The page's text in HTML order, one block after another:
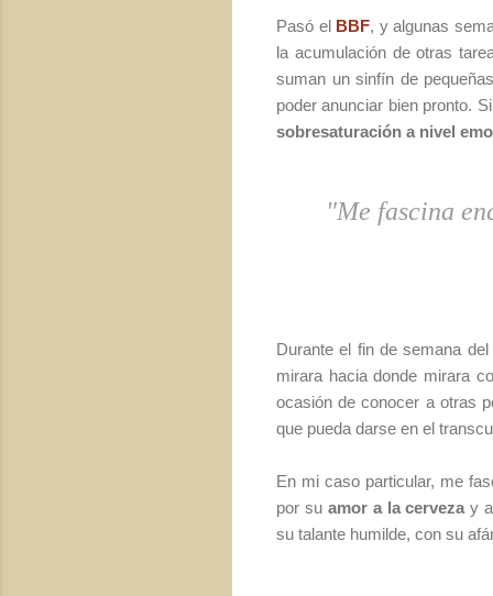
Pasó el BBF, y algunas
la acumulación de otras
suman un sinfín de
poder anunciar bien pronto.
sobresaturación a nivel
"Me fascina
Durante el fin de semana
mirara hacia donde mirara
ocasión de conocer a otras
que pueda darse en el
En mi caso particular, me
por su amor a la cerveza y
su talante humilde, con su